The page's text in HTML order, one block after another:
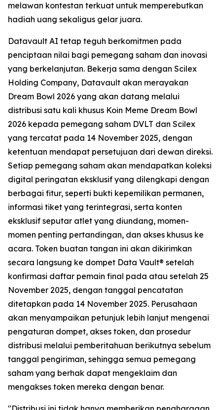
melawan kontestan terkuat untuk memperebutkan
hadiah uang sekaligus gelar juara.
Datavault AI tetap teguh berkomitmen pada
penciptaan nilai bagi pemegang saham dan inovasi
yang berkelanjutan. Bekerja sama dengan Scilex
Holding Company, Datavault akan merayakan
Dream Bowl 2026 yang akan datang melalui
distribusi satu kali khusus Koin Meme Dream Bowl
2026 kepada pemegang saham DVLT dan Scilex
yang tercatat pada 14 November 2025, dengan
ketentuan mendapat persetujuan dari dewan direksi.
Setiap pemegang saham akan mendapatkan koleksi
digital peringatan eksklusif yang dilengkapi dengan
berbagai fitur, seperti bukti kepemilikan permanen,
informasi tiket yang terintegrasi, serta konten
eksklusif seputar atlet yang diundang, momen-
momen penting pertandingan, dan akses khusus ke
acara. Token buatan tangan ini akan dikirimkan
secara langsung ke dompet Data Vault® setelah
konfirmasi daftar pemain final pada atau setelah 25
November 2025, dengan tanggal pencatatan
ditetapkan pada 14 November 2025. Perusahaan
akan menyampaikan petunjuk lebih lanjut mengenai
pengaturan dompet, akses token, dan prosedur
distribusi melalui pemberitahuan berikutnya sebelum
tanggal pengiriman, sehingga semua pemegang
saham yang berhak dapat mengeklaim dan
mengakses token mereka dengan benar.